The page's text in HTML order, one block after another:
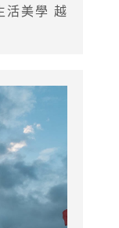
活美學 越